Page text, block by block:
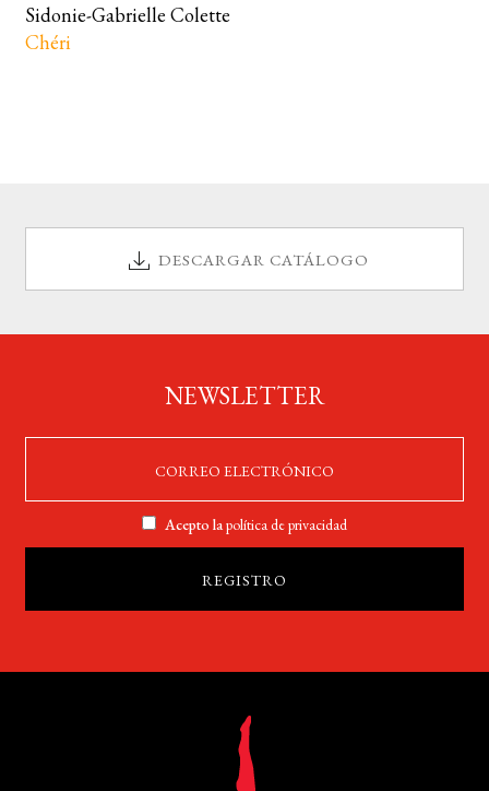
Sidonie-Gabrielle Colette
Chéri
DESCARGAR CATÁLOGO
NEWSLETTER
Acepto lapolítica de privacidad